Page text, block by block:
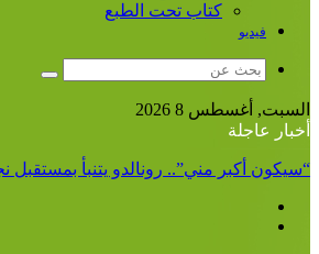
كتاب تحت الطبع
فيديو
بحث
السبت, أغسطس 8 2026
أخبار عاجلة
“سيكون أكبر مني”.. رونالدو يتنبأ بمستقبل